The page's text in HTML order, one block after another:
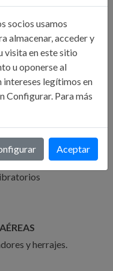
radioeléctricas
DE
cables
y herrajes.
socios usamos
almacenar, acceder y
visita en este sitio
u oponerse al
intereses legítimos en
Configurar. Para más
Aceptar